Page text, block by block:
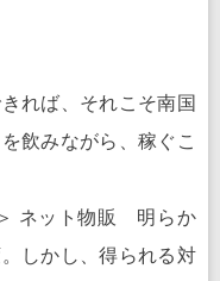
れば、それこそ南国
飲みながら、稼ぐこ
ネット物販 明らか
しかし、得られる対